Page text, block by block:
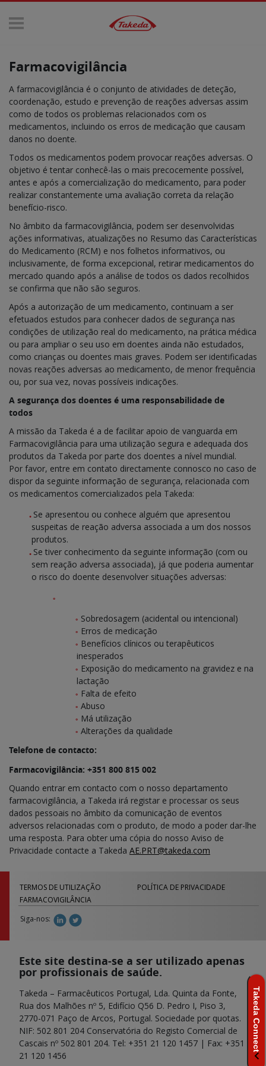
Passar para o conteúdo principal
Farmacovigilância
A farmacovigilância é o conjunto de atividades de deteção,
coordenação, estudo e prevenção de reações adversas assim
como de todos os problemas relacionados com os
medicamentos, incluindo os erros de medicação que causam
danos no doente.
Todos os medicamentos podem provocar reações adversas. O
objetivo é tentar conhecê-las o mais precocemente possível,
antes e após a comercialização do medicamento, para poder
realizar constantemente uma avaliação correta da relação
benefício-risco.
No âmbito da farmacovigilância, podem ser desenvolvidas
ações informativas, atualizações no Resumo das Características
do Medicamento (RCM) e nos folhetos informativos, ou
inclusivamente, de forma excepcional, retirar medicamentos do
mercado quando após a análise de todos os dados recolhidos
se confirma que não são seguros.
Após a autorização de um medicamento, continuam a ser
efetuados estudos para conhecer dados de segurança nas
condições de utilização real do medicamento, na prática médica
ou para ampliar o seu uso em doentes ainda não estudados,
como crianças ou doentes mais graves. Podem ser identificadas
novas reações adversas ao medicamento, de menor frequência
ou, por sua vez, novas possíveis indicações.
A segurança dos doentes é uma responsabilidade de
todos
A missão da Takeda é a de facilitar apoio de vanguarda em
Farmacovigilância para uma utilização segura e adequada dos
produtos da Takeda por parte dos doentes a nível mundial.
Por favor, entre em contato directamente connosco no caso de
dispor da seguinte informação de segurança, relacionada com
os medicamentos comercializados pela Takeda:
Se apresentou ou conhece alguém que apresentou
suspeitas de reação adversa associada a um dos nossos
produtos.
Se tiver conhecimento da seguinte informação (com ou
sem reação adversa associada), já que poderia aumentar
o risco do doente desenvolver situações adversas:
Sobredosagem (acidental ou intencional)
Erros de medicação
Benefícios clínicos ou terapêuticos
inesperados
Exposição do medicamento na gravidez e na
lactação
Falta de efeito
Abuso
Má utilização
Alterações da qualidade
Telefone de contacto:
Farmacovigilância: +351 800 815 002
Quando entrar em contacto com o nosso departamento
farmacovigilância, a Takeda irá registar e processar os seus
dados pessoais no âmbito da comunicação de eventos
adversos relacionadas com o produto, de modo a poder dar-lhe
uma resposta. Para obter uma cópia do nosso Aviso de
Privacidade contacte a Takeda AE.PRT@takeda.com
Footer
TERMOS DE UTILIZAÇÃO
POLÍTICA DE PRIVACIDADE
FARMACOVIGILÂNCIA
Siga-nos:
Este site destina-se a ser utilizado apenas
por profissionais de saúde.
Takeda – Farmacêuticos Portugal, Lda. Quinta da Fonte,
Rua dos Malhões nº 5, Edifício Q56 D. Pedro I, Piso 3,
2770-071 Paço de Arcos, Portugal. Sociedade por quotas.
NIF: 502 801 204 Conservatória do Registo Comercial de
Cascais nº 502 801 204. Tel: +351 21 120 1457 | Fax: +351
21 120 1456